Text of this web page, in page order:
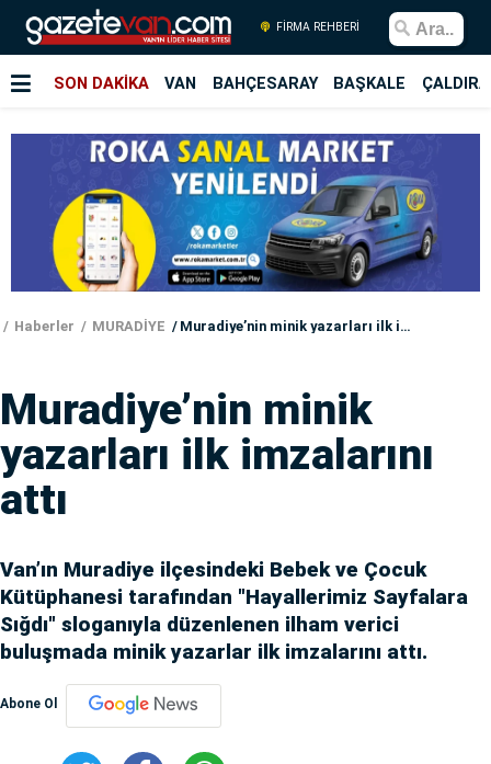
FİRMA REHBERİ
SON DAKİKA VAN BAHÇESARAY BAŞKALE
Haberler MURADİYE Muradiye’nin minik yazarları ilk imzalarını attı
Muradiye’nin minik
yazarları ilk imzalarını
attı
Van’ın Muradiye ilçesindeki Bebek ve Çocuk
Kütüphanesi tarafından "Hayallerimiz Sayfalara
Sığdı" sloganıyla düzenlenen ilham verici
buluşmada minik yazarlar ilk imzalarını attı.
Abone Ol